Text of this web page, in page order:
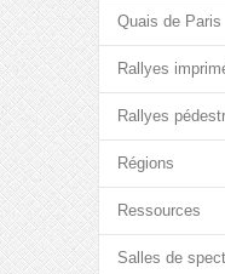
Quais de Paris
Rallyes
Rallyes
Régions
Ressources
Salles de